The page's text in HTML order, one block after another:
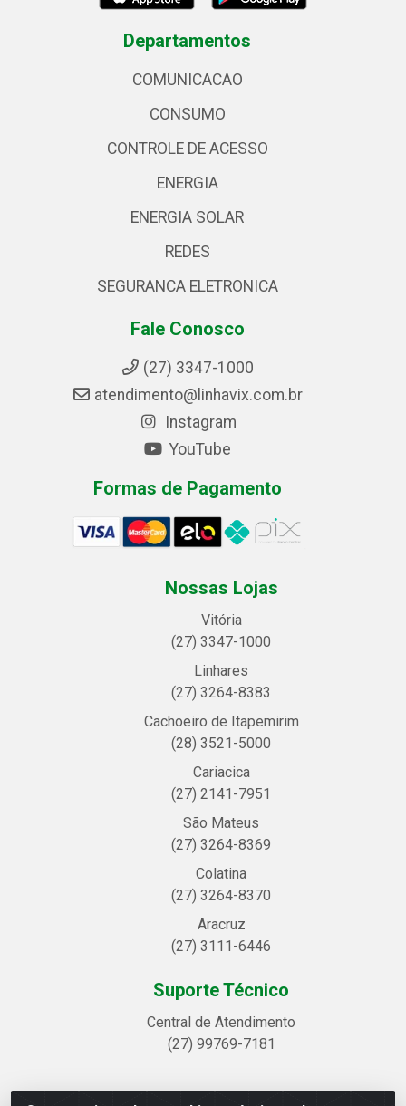
Departamentos
COMUNICACAO
CONSUMO
CONTROLE DE ACESSO
ENERGIA
ENERGIA SOLAR
REDES
SEGURANCA ELETRONICA
Fale Conosco
(27) 3347-1000
atendimento@linhavix.com.br
Instagram
YouTube
Formas de Pagamento
Nossas Lojas
Vitória
(27) 3347-1000
Linhares
(27) 3264-8383
Cachoeiro de Itapemirim
(28) 3521-5000
Cariacica
(27) 2141-7951
São Mateus
(27) 3264-8369
Colatina
(27) 3264-8370
Aracruz
(27) 3111-6446
Suporte Técnico
Central de Atendimento
(27) 99769-7181